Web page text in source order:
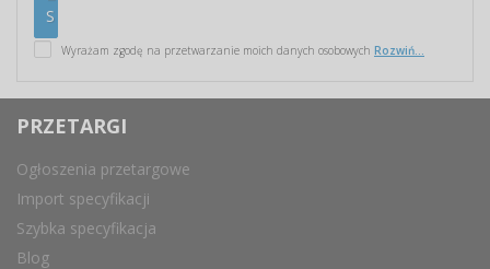
Wyrażam zgodę na przetwarzanie moich danych osobowych Rozwiń...
PRZETARGI
Ogłoszenia przetargowe
Import specyfikacji
Szybka specyfikacja
Blog